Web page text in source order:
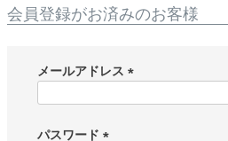
会員登録がお済みのお客様
メールアドレス
パスワード